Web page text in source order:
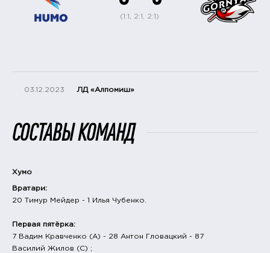
(1:1, 2:1, 2:1)
03.12.2023 ЛД «Алпомиш»
СОСТАВЫ КОМАНД
Хумо
Вратари:
20 Тимур Мейдер - 1 Илья Чубенко.
Первая пятёрка:
7 Вадим Кравченко (А) - 28 Антон Гловацкий - 87
Василий Жилов (С) ;